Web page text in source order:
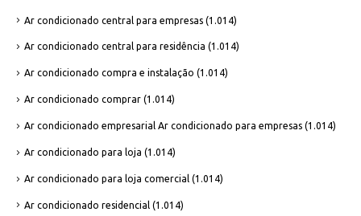
Ar condicionado central para empresas (1.014)
Ar condicionado central para residência (1.014)
Ar condicionado compra e instalação (1.014)
Ar condicionado comprar (1.014)
Ar condicionado empresarial Ar condicionado para empresas (1.014)
Ar condicionado para loja (1.014)
Ar condicionado para loja comercial (1.014)
Ar condicionado residencial (1.014)